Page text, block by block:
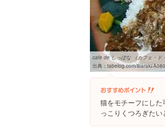
cafe de しっぽな （カフェ・ド
出典： tabelog.com/ibaraki/
猫をモチーフにし
っこりくつろぎたい